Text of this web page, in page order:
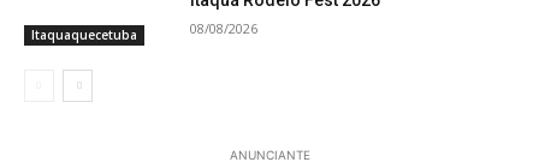
Itaquaquecetuba 08/08/2026
ANUNCIANTE